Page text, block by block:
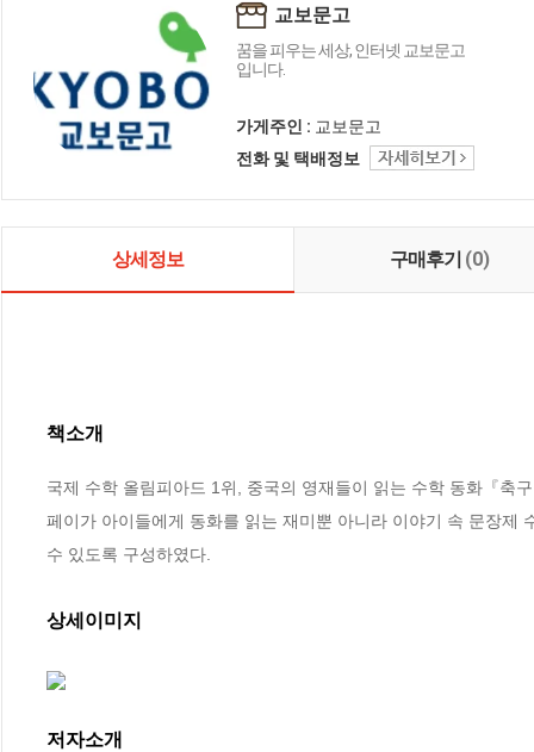
교보문고
꿈을 피우는 세상, 인터넷 교보문고
입니다.
가게주인 : 교보문고
전화 및 택배정보
상세정보 구매후기 (0)
책소개
국제 수학 올림피아드 1위, 중국의 영재들이 읽는 수학 동화『축
페이가 아이들에게 동화를 읽는 재미뿐 아니라 이야기 속 문장제
수 있도록 구성하였다.
상세이미지
저자소개